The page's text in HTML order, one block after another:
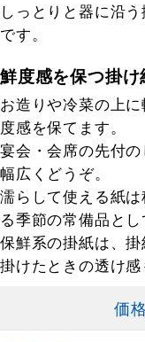
しっとりと器に沿
です。
鮮度感を保つ掛け
お造りや冷菜の上
度感を保てます。
宴会・会席の先付
幅広くどうぞ。
濡らして使える紙
る季節の常備品とし
保鮮系の掛紙は、掛
掛けたときの透け感
価